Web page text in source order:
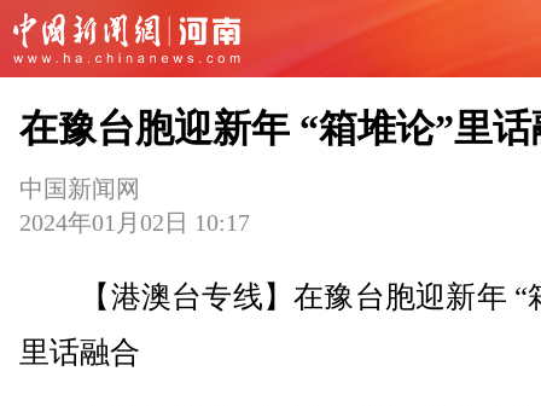
在豫台胞迎新年 “箱堆论”里
中国新闻网
2024年01月02日 10:17
【港澳台专线】在豫台胞迎新年 “
里话融合